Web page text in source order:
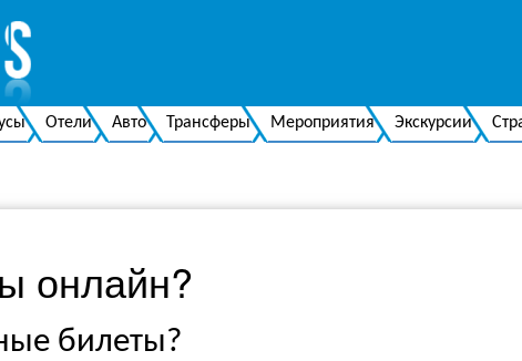
Отели Авто Трансферы Мероприятия Экскурсии
онлайн?
билеты?